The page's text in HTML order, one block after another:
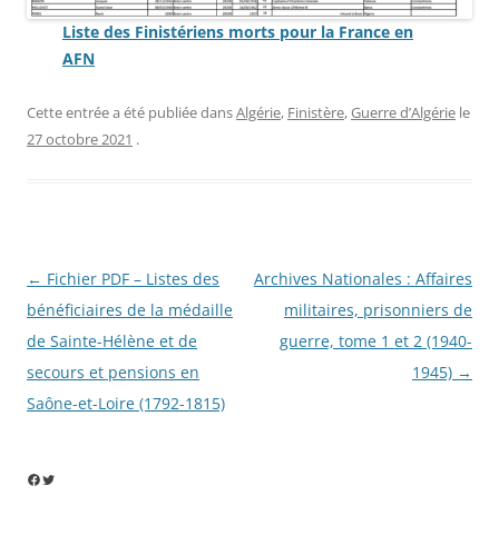
Liste des Finistériens morts pour la France en
AFN
Cette entrée a été publiée dansAlgérie, Finistère,Guerre d’Algérie le
27 octobre 2021 .
Navigation
des
articles
← Fichier PDF – Listes des
bénéficiaires de la médaille
de Sainte-Hélène et de
secours et pensions en
Saône-et-Loire (1792-1815)
Archives Nationales : Affaires
militaires, prisonniers de
guerre, tome 1 et 2 (1940-
1945) →
Facebook
Twitter